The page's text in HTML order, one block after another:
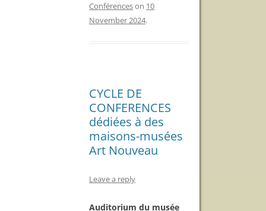
Conférenceson 10
November 2024.
CYCLE DE
CONFERENCES
dédiées à des
maisons-musées
Art Nouveau
Leave a reply
Auditorium du musée